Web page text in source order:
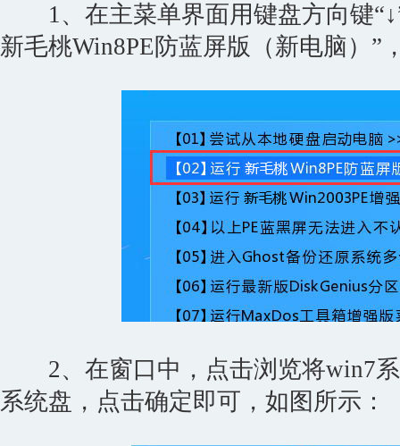
1、在主菜单界面用键盘方向键
新毛桃Win8PE防蓝屏版（新电脑）”
2、在窗口中，点击浏览将win7系
系统盘，点击确定即可，如图所示：